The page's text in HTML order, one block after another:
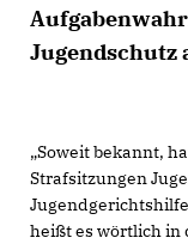
Jugendschutz
Soweit bekannt,
Strafsitzungen
heißt es wörtlich in